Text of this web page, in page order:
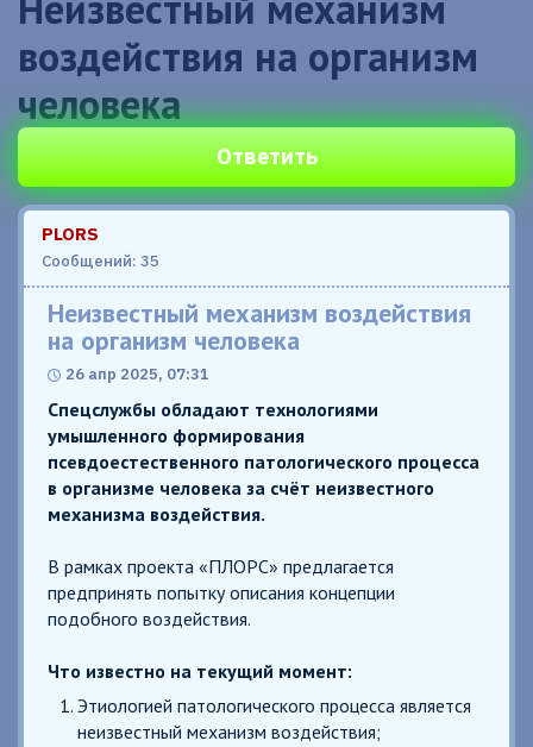
воздействия на организм
человека
Ответить
PLORS
Сообщений: 35
Неизвестный механизм воздействия
на организм человека
26 апр 2025, 07:31
Спецслужбы обладают технологиями
умышленного формирования
псевдоестественного патологического процесса
в организме человека за счёт неизвестного
механизма воздействия.
В рамках проекта «ПЛОРС» предлагается
предпринять попытку описания концепции
подобного воздействия.
Что известно на текущий момент:
Этиологией патологического процесса является
неизвестный механизм воздействия;